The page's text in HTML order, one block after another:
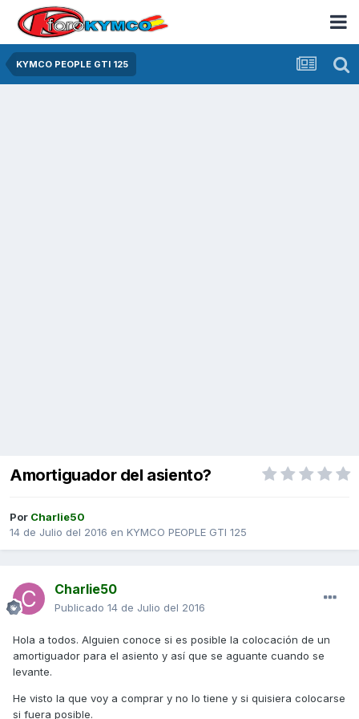
KYMCO PEOPLE GTI 125
Amortiguador del asiento?
Por Charlie50
14 de Julio del 2016 en KYMCO PEOPLE GTI 125
Charlie50
Publicado 14 de Julio del 2016
Hola a todos. Alguien conoce si es posible la colocación de un
amortiguador para el asiento y así que se aguante cuando se
levante.
He visto la que voy a comprar y no lo tiene y si quisiera colocarse
si fuera posible.